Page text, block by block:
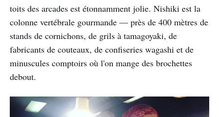
toits des arcades est étonnamment jolie. Nishiki est la
colonne vertébrale gourmande — près de 400 mètres de
stands de cornichons, de grils à tamagoyaki, de
fabricants de couteaux, de confiseries wagashi et de
minuscules comptoirs où l'on mange des brochettes
debout.